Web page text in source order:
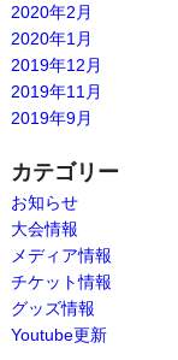
2020年2月
2020年1月
2019年12月
2019年11月
2019年9月
カテゴリー
お知らせ
大会情報
メディア情報
チケット情報
グッズ情報
Youtube更新